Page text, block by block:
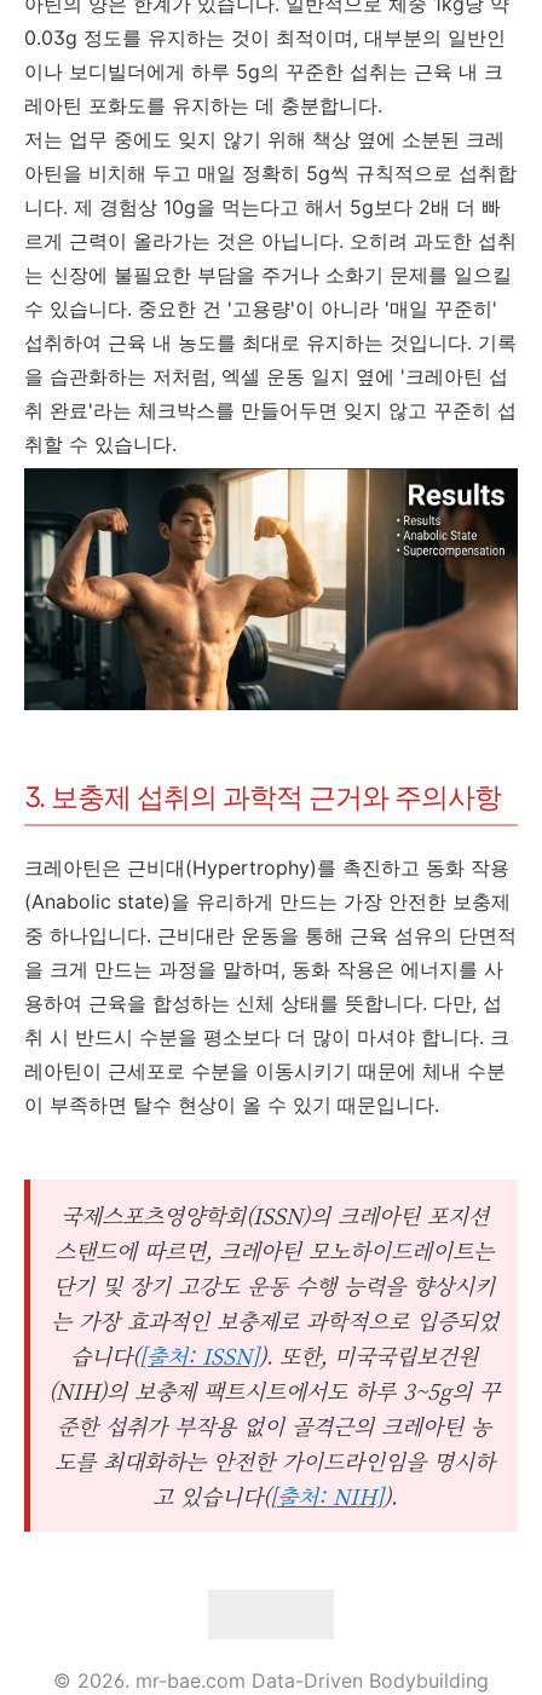
0.03g 정도를 유지하는 것이 최적이며, 대부분의 일반인
이나 보디빌더에게 하루 5g의 꾸준한 섭취는 근육 내 크
레아틴 포화도를 유지하는 데 충분합니다.
저는 업무 중에도 잊지 않기 위해 책상 옆에 소분된 크레
아틴을 비치해 두고 매일 정확히 5g씩 규칙적으로 섭취합
니다. 제 경험상 10g을 먹는다고 해서 5g보다 2배 더 빠
르게 근력이 올라가는 것은 아닙니다. 오히려 과도한 섭취
는 신장에 불필요한 부담을 주거나 소화기 문제를 일으킬
수 있습니다. 중요한 건 '고용량'이 아니라 '매일 꾸준히'
섭취하여 근육 내 농도를 최대로 유지하는 것입니다. 기록
을 습관화하는 저처럼, 엑셀 운동 일지 옆에 '크레아틴 섭
취 완료'라는 체크박스를 만들어두면 잊지 않고 꾸준히 섭
취할 수 있습니다.
3. 보충제 섭취의 과학적 근거와 주의사항
크레아틴은 근비대(Hypertrophy)를 촉진하고 동화 작용
(Anabolic state)을 유리하게 만드는 가장 안전한 보충제
중 하나입니다. 근비대란 운동을 통해 근육 섬유의 단면적
을 크게 만드는 과정을 말하며, 동화 작용은 에너지를 사
용하여 근육을 합성하는 신체 상태를 뜻합니다. 다만, 섭
취 시 반드시 수분을 평소보다 더 많이 마셔야 합니다. 크
레아틴이 근세포로 수분을 이동시키기 때문에 체내 수분
이 부족하면 탈수 현상이 올 수 있기 때문입니다.
국제스포츠영양학회(ISSN)의 크레아틴 포지션
스탠드에 따르면, 크레아틴 모노하이드레이트는
단기 및 장기 고강도 운동 수행 능력을 향상시키
는 가장 효과적인 보충제로 과학적으로 입증되었
습니다([출처: ISSN]). 또한, 미국국립보건원
(NIH)의 보충제 팩트시트에서도 하루 3~5g의 꾸
준한 섭취가 부작용 없이 골격근의 크레아틴 농
도를 최대화하는 안전한 가이드라인임을 명시하
고 있습니다([출처: NIH]).
© 2026. mr-bae.com Data-Driven Bodybuilding